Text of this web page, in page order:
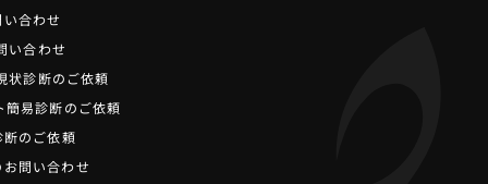
合わせ
い合わせ
診断のご依頼
易診断のご依頼
のご依頼
問い合わせ